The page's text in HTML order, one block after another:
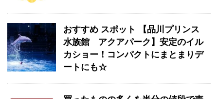
おすすめ スポット 【品川プリンス
水族館 アクアパーク】安定のイル
カショー！コンパクトにまとまりデ
ートにも☆